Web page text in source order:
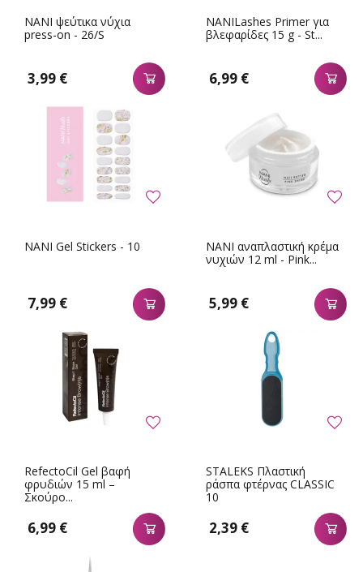
NANI ψεύτικα νύχια
press-on - 26/S
3,99 €
NANILashes Primer για
βλεφαρίδες 15 g - St...
6,99 €
NANI Gel Stickers - 10
7,99 €
NANI αναπλαστική κρέμα
νυχιών 12 ml - Pink...
5,99 €
RefectoCil Gel βαφή
φρυδιών 15 ml –
Σκούρο...
6,99 €
STALEKS Πλαστική
ράσπα φτέρνας CLASSIC
10
2,39 €